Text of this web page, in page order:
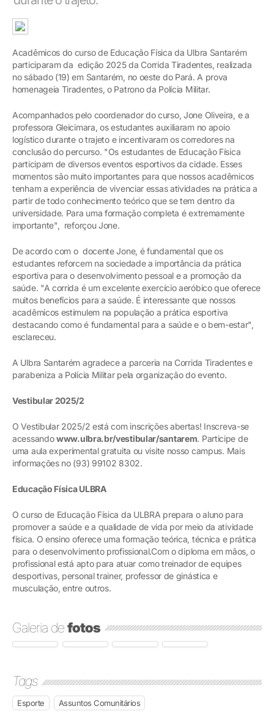
Acadêmicos do curso de Educação Física da Ulbra Santarém
participaram da edição 2025 da Corrida Tiradentes, realizada
no sábado (19) em Santarém, no oeste do Pará. A prova
homenageia Tiradentes, o Patrono da Polícia Militar.
Acompanhados pelo coordenador do curso, Jone Oliveira, e a
professora Gleicimara, os estudantes auxiliaram no apoio
logístico durante o trajeto e incentivaram os corredores na
conclusão do percurso. "Os estudantes de Educação Física
participam de diversos eventos esportivos da cidade. Esses
momentos são muito importantes para que nossos acadêmicos
tenham a experiência de vivenciar essas atividades na prática a
partir de todo conhecimento teórico que se tem dentro da
universidade. Para uma formação completa é extremamente
importante", reforçou Jone.
De acordo com o docente Jone, é fundamental que os
estudantes reforcem na sociedade a importância da prática
esportiva para o desenvolvimento pessoal e a promoção da
saúde. "A corrida é um excelente exercício aeróbico que oferece
muitos benefícios para a saúde. É interessante que nossos
acadêmicos estimulem na população a prática esportiva
destacando como é fundamental para a saúde e o bem-estar",
esclareceu.
A Ulbra Santarém agradece a parceria na Corrida Tiradentes e
parabeniza a Polícia Militar pela organização do evento.
Vestibular 2025/2
O Vestibular 2025/2 está com inscrições abertas! Inscreva-se
acessandowww.ulbra.br/vestibular/santarem. Participe de
uma aula experimental gratuita ou visite nosso campus. Mais
informações no (93) 99102 8302.
Educação Física ULBRA
O curso de Educação Física da ULBRA prepara o aluno para
promover a saúde e a qualidade de vida por meio da atividade
física. O ensino oferece uma formação teórica, técnica e prática
para o desenvolvimento profissional.Com o diploma em mãos, o
profissional está apto para atuar como treinador de equipes
desportivas, personal trainer, professor de ginástica e
musculação, entre outros.
Galeria defotos
Tags
Esporte Assuntos Comunitários